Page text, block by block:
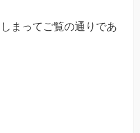
まってご覧の通りであ